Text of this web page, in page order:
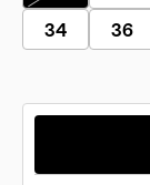
34
36